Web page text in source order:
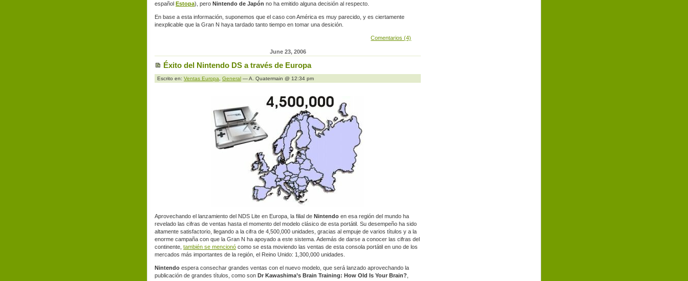
español Estopa), pero Nintendo de Japón no ha emitido alguna decisión al respecto.
En base a esta información, suponemos que el caso con América es muy parecido, y es ciertamente
inexplicable que la Gran N haya tardado tanto tiempo en tomar una desición.
Comentarios (4)
June 23, 2006
Éxito del Nintendo DS a través de Europa
Escrito en: Ventas Europa General — A. Quatermain @ 12:34 pm
Aprovechando el lanzamiento del NDS Lite en Europa, la filial de Nintendo en esa región del mundo ha
revelado las cifras de ventas hasta el momento del modelo clásico de esta portátil. Su desempeño ha sido
altamente satisfactorio, llegando a la cifra de 4,500,000 unidades, gracias al empuje de varios títulos y a la
enorme campaña con que la Gran N ha apoyado a este sistema. Además de darse a conocer las cifras del
continente, también se mencionó como se esta moviendo las ventas de esta consola portátil en uno de los
mercados más importantes de la región, el Reino Unido: 1,300,000 unidades.
Nintendo espera consechar grandes ventas con el nuevo modelo, que será lanzado aprovechando la
publicación de grandes títulos, como son Dr Kawashima’s Brain Training: How Old Is Your Brain?